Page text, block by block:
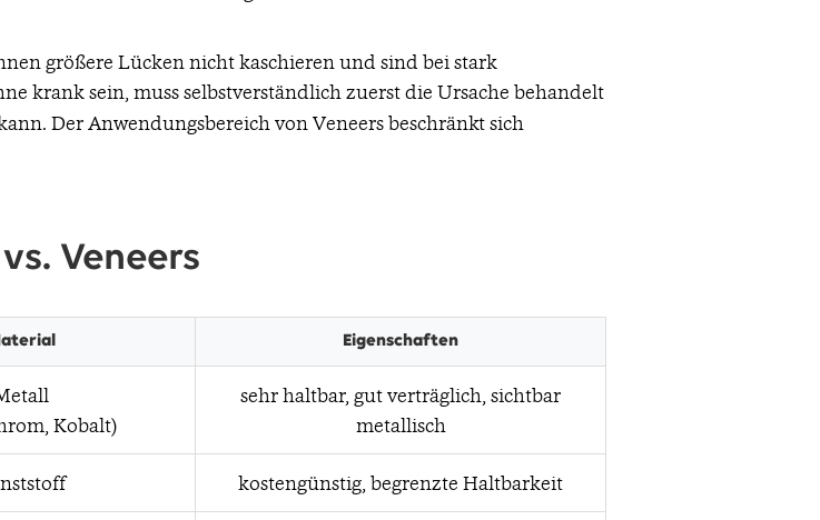
größere Lücken nicht kaschieren und sind bei stark
krank sein, muss selbstverständlich zuerst die Ursache behandelt
Der Anwendungsbereich von Veneers beschränkt sich
Veneers
Eigenschaften
Kobalt)
sehr haltbar, gut verträglich, sichtbar
metallisch
kostengünstig, begrenzte Haltbarkeit